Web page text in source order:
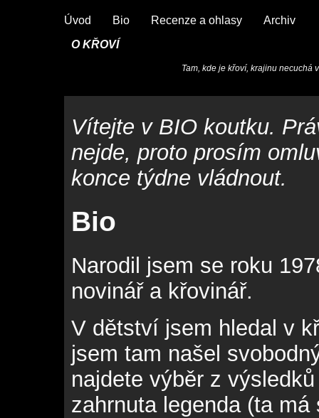
O KŘOVÍ
Tam, kde je křoví, krajinu necuchá
Vítejte v BIO koutku.
nejde, proto prosím
konce týdne vládnout.
Bio
Narodil jsem se roku
novinář a křovinář.
V dětství jsem hledal v
jsem tam našel
najdete výběr z
zahrnuta legenda (ta
Úvod Bio Recenze a ohlasy Archiv